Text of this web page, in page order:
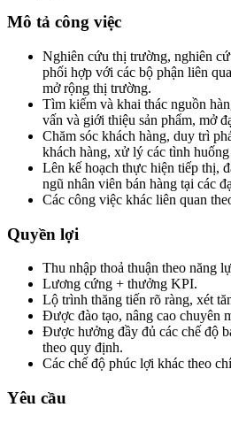
Mô tả công việc
Nghiên cứu thị trường, nghiên
phối hợp với các bộ phận liên
mở rộng thị trường.
Tìm kiếm và khai thác nguồn
vấn và giới thiệu sản phẩm, mở
Chăm sóc khách hàng, duy trì
khách hàng, xử lý các tình
Lên kế hoạch thực hiện tiếp thị,
ngũ nhân viên bán hàng tại các
Các công việc khác liên quan
Quyền lợi
Thu nhập thoả thuận theo năng
Lương cứng + thưởng KPI.
Lộ trình thăng tiến rõ ràng, xét
Được đào tạo, nâng cao chuyên
Được hưởng đầy đủ các chế độ
theo quy định.
Các chế độ phúc lợi khác theo
Yêu cầu